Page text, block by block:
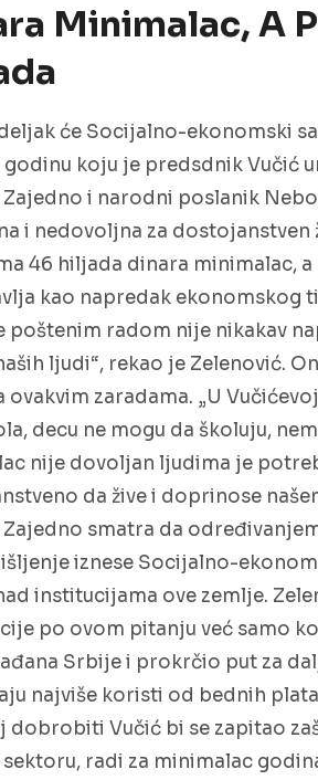
Minimalac, A
će Socijalno-ekonomski
godinu koju je predsdnik Vučić
i narodni poslanik
i nedovoljna za dostojanstven
46 hiljada dinara minimalac,
kao napredak ekonomskog
poštenim radom nije nikakav
ljudi“, rekao je Zelenović.
ovakvim zaradama. „U
decu ne mogu da školuju,
nije dovoljan ljudima je
da žive i doprinose
smatra da
iznese Socijalno-
institucijama ove zemlje.
po ovom pitanju već samo
Srbije i prokrčio put za
najviše koristi od bednih
dobrobiti Vučić bi se zapitao
radi za minimalac